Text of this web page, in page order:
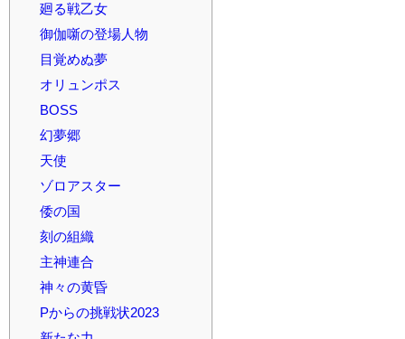
廻る戦乙女
御伽噺の登場人物
目覚めぬ夢
オリュンポス
BOSS
幻夢郷
天使
ゾロアスター
倭の国
刻の組織
主神連合
神々の黄昏
Pからの挑戦状2023